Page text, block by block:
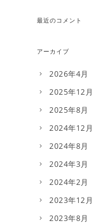
最近のコメント
アーカイブ
2026年4月
2025年12月
2025年8月
2024年12月
2024年8月
2024年3月
2024年2月
2023年12月
2023年8月